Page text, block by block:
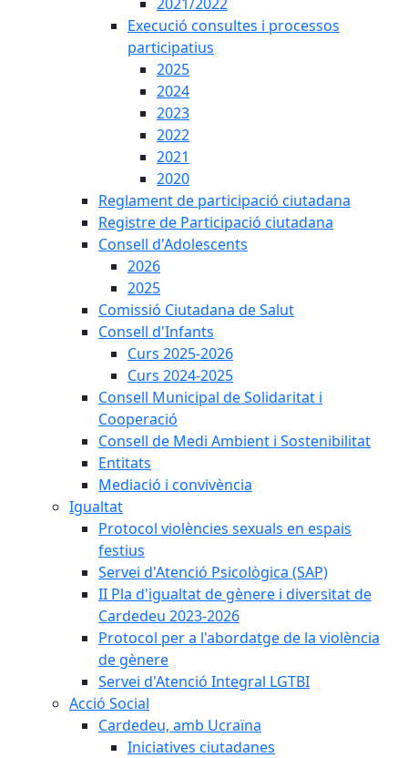
Execució consultes i processos
participatius
2025
2024
2023
2022
2021
2020
Reglament de participació ciutadana
Registre de Participació ciutadana
Consell d'Adolescents
2026
2025
Comissió Ciutadana de Salut
Consell d'Infants
Curs 2025-2026
Curs 2024-2025
Consell Municipal de Solidaritat i
Cooperació
Consell de Medi Ambient i Sostenibilitat
Entitats
Mediació i convivència
Igualtat
Protocol violències sexuals en espais
festius
Servei d'Atenció Psicològica (SAP)
II Pla d'igualtat de gènere i diversitat de
Cardedeu 2023-2026
Protocol per a l'abordatge de la violència
de gènere
Servei d'Atenció Integral LGTBI
Acció Social
Cardedeu, amb Ucraïna
Iniciatives ciutadanes